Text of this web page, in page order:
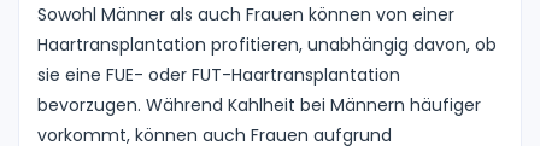
Sowohl Männer als auch Frauen können von einer
Haartransplantation profitieren, unabhängig davon, ob
sie eine FUE- oder FUT-Haartransplantation
bevorzugen. Während Kahlheit bei Männern häufiger
vorkommt, können auch Frauen aufgrund